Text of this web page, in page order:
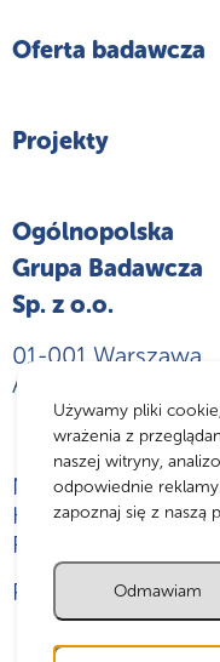
Oferta badawcza
Projekty
Ogólnopolska
Grupa Badawcza
Sp. z o.o.
01-001 Warszawa
Aleja Jana Pawła II
NIP: 5242882294
KRS: 0000774372
REGON: 382733896
Polityka prywatności
Używamy pliki
wrażenia z
naszej witryny,
odpowiednie
zapoznaj się z naszą
Odmawiam